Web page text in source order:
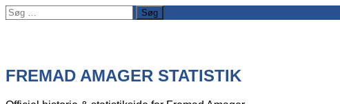
Søg
efter:
FREMAD AMAGER STATISTIK